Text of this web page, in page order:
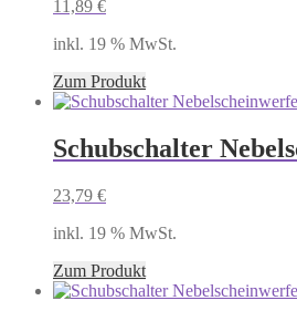
11,89 €
inkl. 19 % MwSt.
Zum Produkt
Schubschalter
23,79 €
inkl. 19 % MwSt.
Zum Produkt